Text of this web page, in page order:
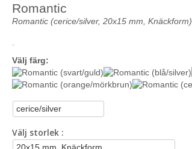
Romantic
Romantic (cerice/silver, 20x15 mm, Knäckform)
Välj färg:
Välj storlek